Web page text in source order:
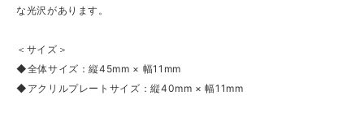
な光沢があります。
＜サイズ＞
◆全体サイズ：縦45mm × 幅11mm
◆アクリルプレートサイズ：縦40mm × 幅11mm